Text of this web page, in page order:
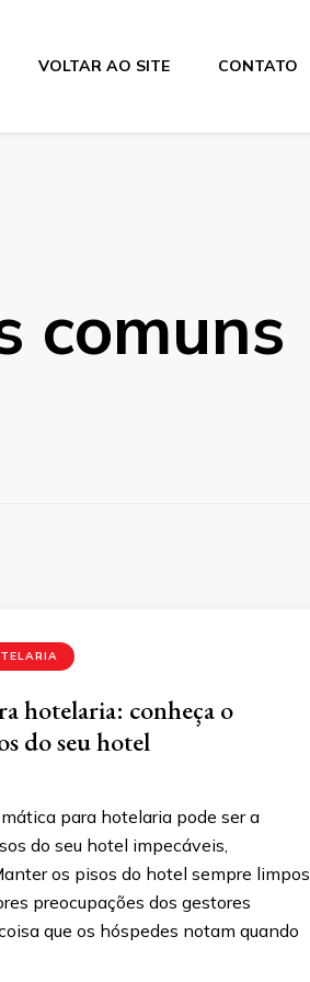
VOLTAR AO SITE CONTATO
comuns
hotelaria: conheça o
do seu hotel
para hotelaria pode ser a
do seu hotel impecáveis,
os pisos do hotel sempre limpos
preocupações dos gestores
que os hóspedes notam quando